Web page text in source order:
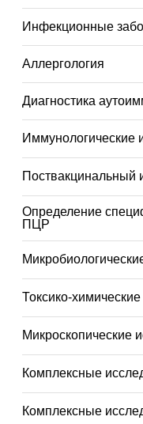
Инфекционные
Аллергология
Диагностика
Иммунологические
Поствакцинальный
Определение
ПЦР
Токсико-
Микроскопические
Комплексные
Комплексные